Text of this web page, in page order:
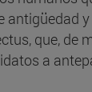
antigüedad
que, de
a